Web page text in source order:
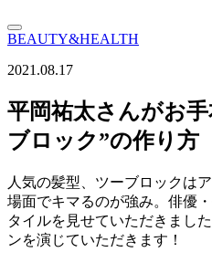
BEAUTY&HEALTH
2021.08.17
平岡祐太さんがお
ブロック”の作り方
人気の髪型、ツーブロックは
場面でキマるのが強み。俳優
タイルを見せていただきまし
ンを演じていただきます！